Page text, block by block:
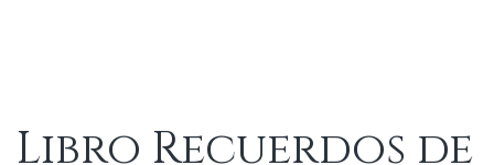
Libro Recuerdos de